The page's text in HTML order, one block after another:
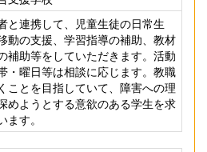
と連携して、児童生徒の日常生
動の支援、学習指導の補助、教材
補助等をしていただきます。活動
・曜日等は相談に応じます。教職
ことを目指していて、障害への理
めようとする意欲のある学生を求
ます。